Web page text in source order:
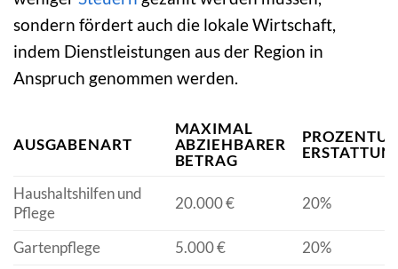
sondern fördert auch die lokale Wirtschaft,
indem Dienstleistungen aus der Region in
Anspruch genommen werden.
AUSGABENART
MAXIMAL
ABZIEHBARER
BETRAG
Haushaltshilfen und
Pflege
20.000 € 20%
Gartenpflege 5.000 €
20%